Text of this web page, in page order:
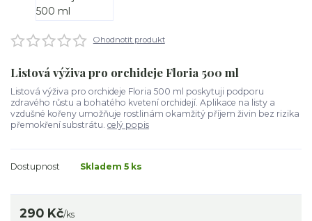
Ohodnotit produkt
Listová výživa pro orchideje Floria 500 ml
Listová výživa pro orchideje Floria 500 ml poskytuji podporu
zdravého růstu a bohatého kvetení orchidejí. Aplikace na listy a
vzdušné kořeny umožňuje rostlinám okamžitý příjem živin bez rizika
přemokření substrátu. celý popis
Dostupnost Skladem 5 ks
290 Kč/ks